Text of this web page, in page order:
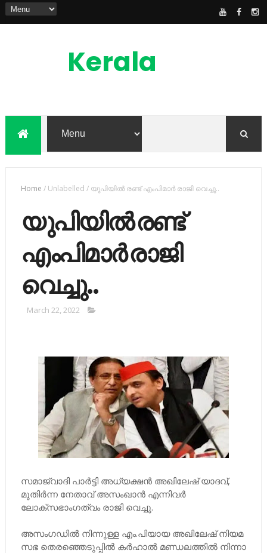
Kerala
Feed
Home /Unlabelled / യുപിയിൽ രണ്ട് എംപിമാർ രാജി വെച്ചു..
യുപിയിൽ രണ്ട്
എംപിമാർ രാജി
വെച്ചു..
March 22, 2022
സമാജ്‍വാദി പാര്‍ട്ടി അധ്യക്ഷന്‍ അഖിലേഷ് യാദവ്,
മുതിര്‍ന്ന നേതാവ് അസംഖാന്‍ എന്നിവര്‍
ലോക്സഭാംഗത്വം രാജി വെച്ചു.
അ​സം​ഗ​ഡി​ല്‍ നി​ന്നു​ള്ള എം.​പി​യാ​യ അ​ഖി​ലേ​ഷ് നി​യ​മ​
സ​ഭ തെ​ര​ഞ്ഞെ​ടു​പ്പി​ല്‍ ക​ര്‍​ഹാ​ല്‍ മ​ണ്ഡ​ല​ത്തി​ല്‍ നി​ന്നാ​